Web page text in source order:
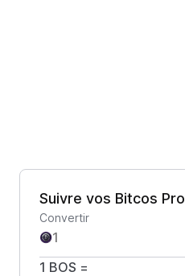
Suivre vos Bitcos Pro
Convertir
1 BOS =